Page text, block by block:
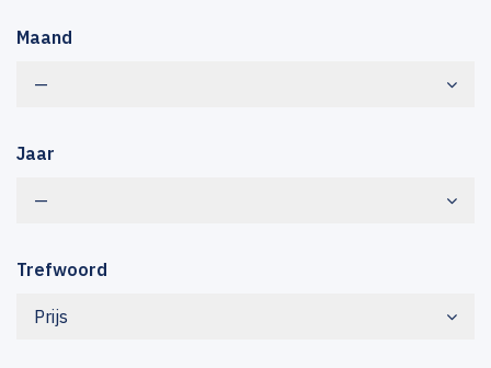
Maand
—
Jaar
—
Trefwoord
Prijs